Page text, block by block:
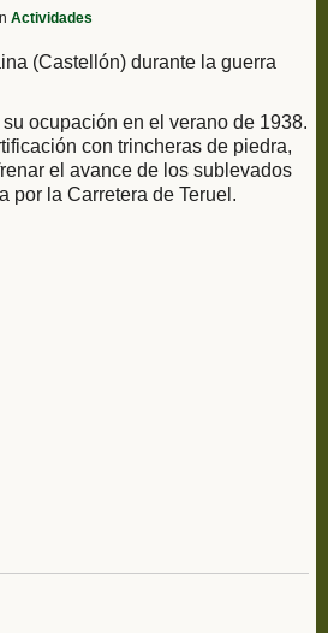
Actividades
ocupación en el verano de 1938.
con trincheras de piedra,
el avance de los sublevados
por la Carretera de Teruel.